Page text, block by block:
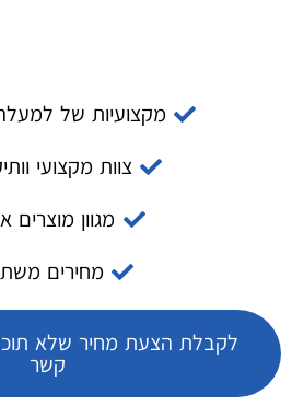
מקצועיות של למעלה מ-
צוות מקצועי
מגוון מוצרים
מחירים
לקבלת הצעת מחיר שלא
קשר